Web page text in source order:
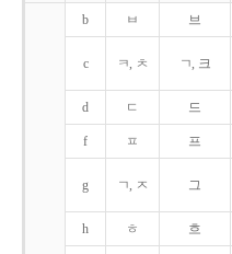
b ㅂ 브
c ㅋ, ㅊ ㄱ, 크
d ㄷ 드
f ㅍ 프
g ㄱ, ㅈ 그
h ㅎ 흐